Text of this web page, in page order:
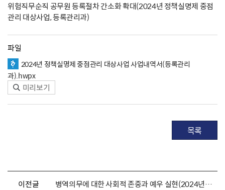
위험직무순직 공무원 등록절차 간소화 확대(2024년 정책실명제 중점
관리 대상사업, 등록관리과)
파일
2024년 정책실명제 중점관리 대상사업 사업내역서(등록관리
과).hwpx
미리보기
목록
이전글 병역의무에 대한 사회적 존중과 예우 실현(2024년 정책실명제)